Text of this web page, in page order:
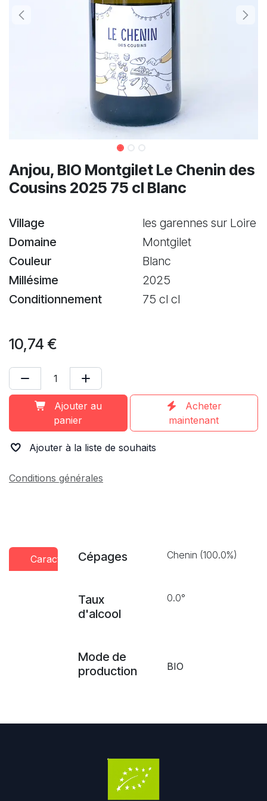
Anjou, BIO Montgilet Le Chenin des
Cousins 2025 75 cl Blanc
Village
les garennes sur Loire
Domaine
Montgilet
Couleur
Blanc
Millésime
2025
Conditionnement
75 cl cl
10,74 €
Ajouter au
panier
Acheter
maintenant
Ajouter à la liste de souhaits
Conditions générales
Caractéristiques
Conseils
Presse
Cépages Chenin (100.0%)
Taux
d'alcool
0.0°
Mode de
production
BIO